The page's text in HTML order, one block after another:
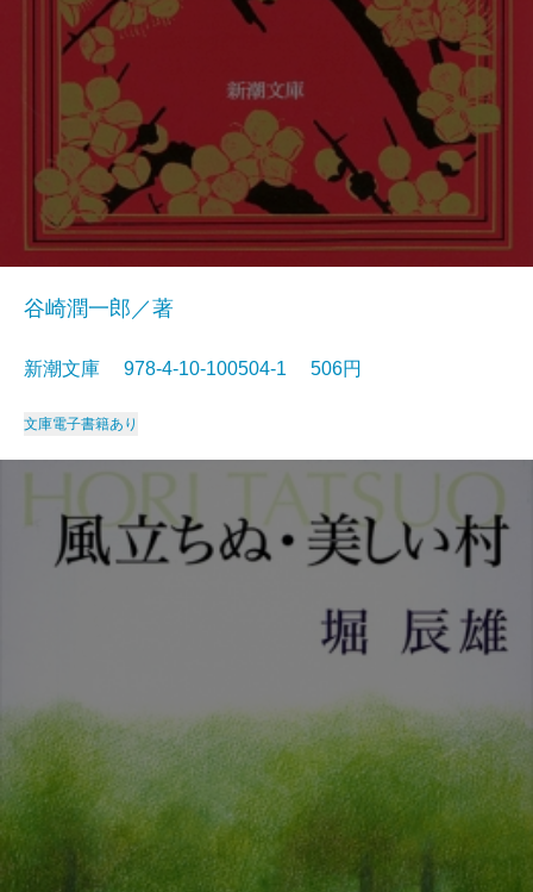
谷崎潤一郎／著
新潮文庫 978-4-10-100504-1 506円
文庫電子書籍あり